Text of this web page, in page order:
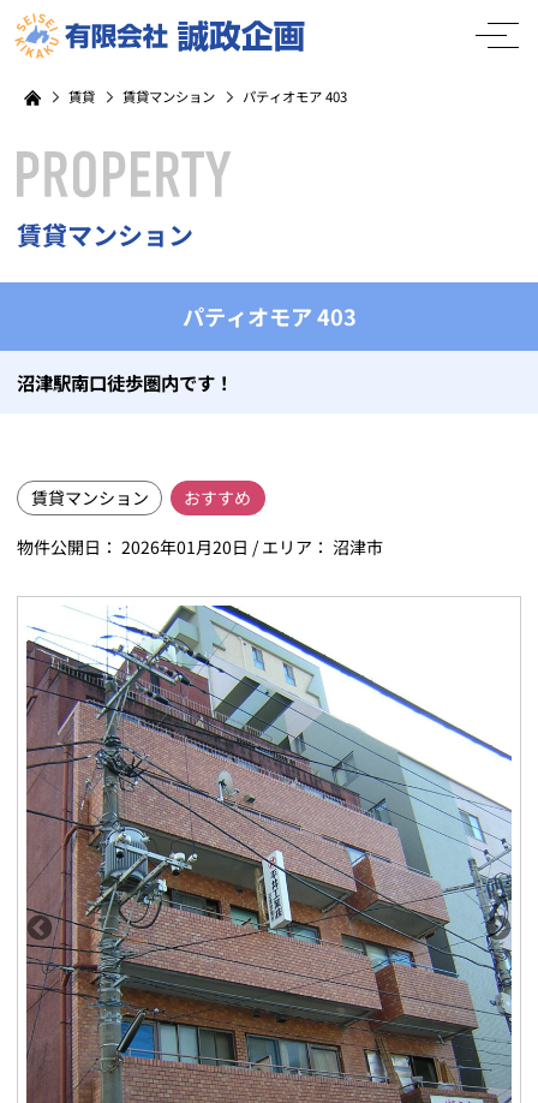
賃貸 賃貸マンション パティオモア 403
賃貸マンション
パティオモア 403
沼津駅南口徒歩圏内です！
賃貸マンション おすすめ
物件公開日： 2026年01月20日 / エリア： 沼津市